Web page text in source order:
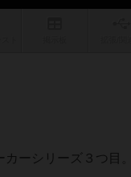
ーシリーズ３つ目。